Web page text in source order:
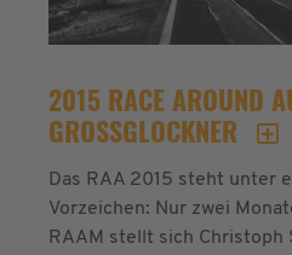
2015 RACE AROUND
GROSSGLOCKNER
Das RAA 2015 steht unter
Vorzeichen: Nur zwei
RAAM stellt sich Christoph